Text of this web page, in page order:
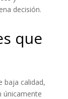
decisión.
que
baja calidad,
únicamente